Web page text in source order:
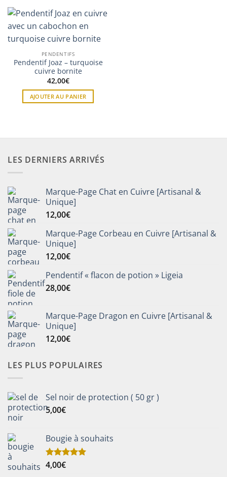
PENDENTIFS
Pendentif Joaz – turquoise
cuivre bornite
42,00€
AJOUTER AU PANIER
LES DERNIERS ARRIVÉS
Marque-Page Chat en Cuivre [Artisanal &
Unique]
12,00€
Marque-Page Corbeau en Cuivre [Artisanal &
Unique]
12,00€
Pendentif « flacon de potion » Ligeia
28,00€
Marque-Page Dragon en Cuivre [Artisanal &
Unique]
12,00€
LES PLUS POPULAIRES
Sel noir de protection ( 50 gr )
5,00€
Bougie à souhaits
Note5.00
sur 5
4,00€